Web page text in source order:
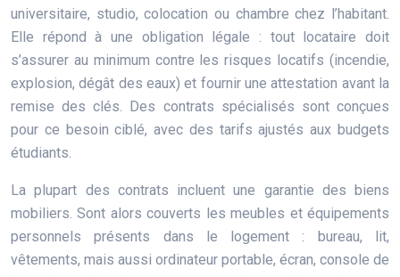
universitaire, studio, colocation ou chambre chez l’habitant.
Elle répond à une obligation légale : tout locataire doit
s’assurer au minimum contre les risques locatifs (incendie,
explosion, dégât des eaux) et fournir une attestation avant la
remise des clés. Des contrats spécialisés sont conçues
pour ce besoin ciblé, avec des tarifs ajustés aux budgets
étudiants.
La plupart des contrats incluent une garantie des biens
mobiliers. Sont alors couverts les meubles et équipements
personnels présents dans le logement : bureau, lit,
vêtements, mais aussi ordinateur portable, écran, console de